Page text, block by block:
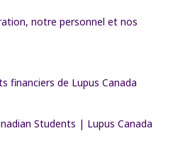
notre personnel et nos
financiers de Lupus Canada
Students | Lupus Canada